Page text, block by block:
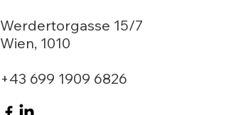
Werdertorgasse 15/7
Wien, 1010
+43 699 1909 6826​